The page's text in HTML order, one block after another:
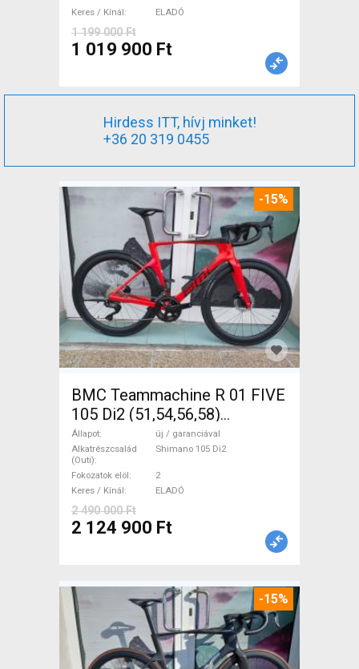
Keres / Kínál
ELADÓ
1 199 000 Ft
1 019 900 Ft
Hirdess ITT, hívj minket!
+36 20 319 0455
-15%
BMC Teammachine R 01 FIVE
105 Di2 (51,54,56,58)
Országúti Shimano 105 Di2
tárcsafék új / garanciával
ELADÓ
Állapot
új / garanciával
Alkatrészcsalád
(Outi)
Shimano 105 Di2
Fokozatok elöl
2
Keres / Kínál
ELADÓ
2 490 000 Ft
2 124 900 Ft
-15%